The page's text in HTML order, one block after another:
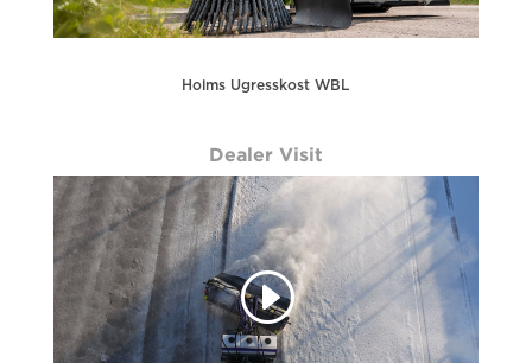
Holms Ugresskost WBL
Dealer Visit